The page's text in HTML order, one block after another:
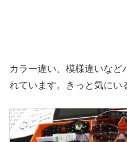
カラー違い、模様違いなど
れています。きっと気にい